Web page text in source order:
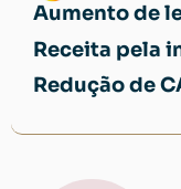
Aumento de
Receita pela
Redução de